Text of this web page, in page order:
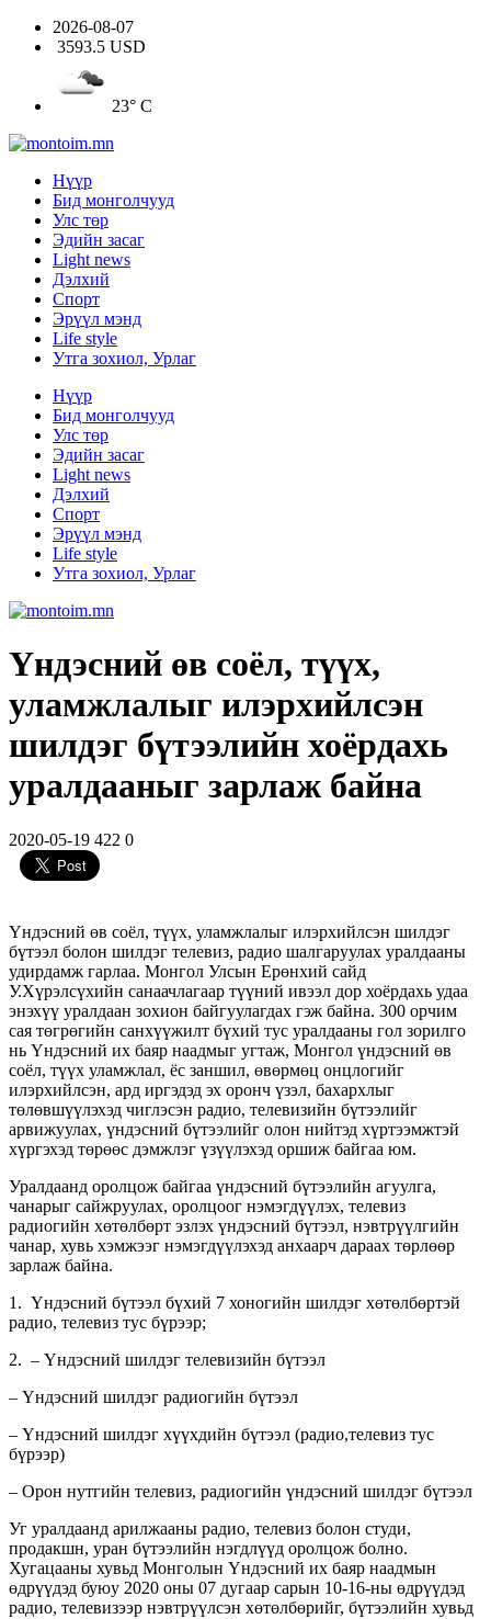
2026-08-07
3593.5 USD
23° C
Нүүр
Бид монголчууд
Улс төр
Эдийн засаг
Light news
Дэлхий
Спорт
Эрүүл мэнд
Life style
Утга зохиол, Урлаг
Нүүр
Бид монголчууд
Улс төр
Эдийн засаг
Light news
Дэлхий
Спорт
Эрүүл мэнд
Life style
Утга зохиол, Урлаг
Үндэсний өв соёл, түүх,
уламжлалыг илэрхийлсэн
шилдэг бүтээлийн хоёрдахь
уралдааныг зарлаж байна
2020-05-19 422 0
Үндэсний өв соёл, түүх, уламжлалыг илэрхийлсэн шилдэг
бүтээл болон шилдэг телевиз, радио шалгаруулах уралдааны
удирдамж гарлаа. Монгол Улсын Ерөнхий сайд
У.Хүрэлсүхийн санаачлагаар түүний ивээл дор хоёрдахь удаа
энэхүү уралдаан зохион байгуулагдах гэж байна. 300 орчим
сая төгрөгийн санхүүжилт бүхий тус уралдааны гол зорилго
нь Үндэсний их баяр наадмыг угтаж, Монгол үндэсний өв
соёл, түүх уламжлал, ёс заншил, өвөрмөц онцлогийг
илэрхийлсэн, ард иргэдэд эх оронч үзэл, бахархлыг
төлөвшүүлэхэд чиглэсэн радио, телевизийн бүтээлийг
арвижуулах, үндэсний бүтээлийг олон нийтэд хүртээмжтэй
хүргэхэд төрөөс дэмжлэг үзүүлэхэд оршиж байгаа юм.
Уралдаанд оролцож байгаа үндэсний бүтээлийн агуулга,
чанарыг сайжруулах, оролцоог нэмэгдүүлэх, телевиз
радиогийн хөтөлбөрт эзлэх үндэсний бүтээл, нэвтрүүлгийн
чанар, хувь хэмжээг нэмэгдүүлэхэд анхаарч дараах төрлөөр
зарлаж байна.
1. Үндэсний бүтээл бүхий 7 хоногийн шилдэг хөтөлбөртэй
радио, телевиз тус бүрээр;
2. – Үндэсний шилдэг телевизийн бүтээл
– Үндэсний шилдэг радиогийн бүтээл
– Үндэсний шилдэг хүүхдийн бүтээл (радио,телевиз тус
бүрээр)
– Орон нутгийн телевиз, радиогийн үндэсний шилдэг бүтээл
Уг уралдаанд арилжааны радио, телевиз болон студи,
продакшн, уран бүтээлийн нэгдлүүд оролцож болно.
Хугацааны хувьд Монголын Үндэсний их баяр наадмын
өдрүүдэд буюу 2020 оны 07 дугаар сарын 10-16-ны өдрүүдэд
радио, телевизээр нэвтрүүлсэн хөтөлбөрийг, бүтээлийн хувьд